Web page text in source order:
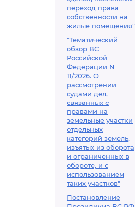
переход права
собственности на
жилые помещения"
"Тематический
обзор ВС
Российской
Федерации N
11/2026. О
рассмотрении
судами дел,
связанных с
правами на
земельные участки
отдельных
категорий земель,
изъятых из оборота
и ограниченных в
обороте, и с
использованием
таких участков"
Постановление